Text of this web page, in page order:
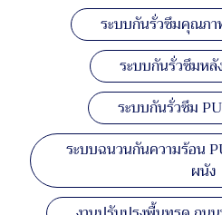
ระบบกันรั่วซึมคุณภ
ระบบกันรั่วซึมหลั
ระบบกันรั่วซึม
ระบบฉนวนกันความร้อน
ผนัง